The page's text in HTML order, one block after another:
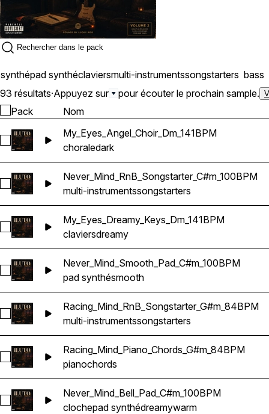
synthépad synthéclaviersmulti-instrumentssongstarters bass
93 résultats·Appuyez sur pour écouter le prochain sample.
Pack Nom
Sélectionnez My_Eyes_Angel_Choir_Dm_141BPM
My_Eyes_Angel_Choir_Dm_141BPM
choraledark
Sélectionnez Never_Mind_RnB_Songstarter_C#m_100BPM
Never_Mind_RnB_Songstarter_C#m_100BPM
multi-instrumentssongstarters
Sélectionnez My_Eyes_Dreamy_Keys_Dm_141BPM
My_Eyes_Dreamy_Keys_Dm_141BPM
claviersdreamy
Sélectionnez Never_Mind_Smooth_Pad_C#m_100BPM
Never_Mind_Smooth_Pad_C#m_100BPM
pad synthésmooth
Sélectionnez Racing_Mind_RnB_Songstarter_G#m_84BPM
Racing_Mind_RnB_Songstarter_G#m_84BPM
multi-instrumentssongstarters
Sélectionnez Racing_Mind_Piano_Chords_G#m_84BPM
Racing_Mind_Piano_Chords_G#m_84BPM
pianochords
Sélectionnez Never_Mind_Bell_Pad_C#m_100BPM
Never_Mind_Bell_Pad_C#m_100BPM
clochepad synthédreamywarm